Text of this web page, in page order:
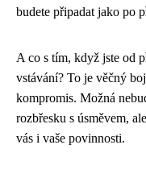
budete připadat jako po
A co s tím, když jste od
vstávání? To je věčný
kompromis. Možná
rozbřesku s úsměvem,
vás i vaše povinnosti.